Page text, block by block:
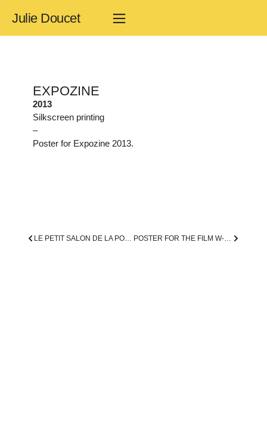
Julie Doucet
EXPOZINE
2013
Silkscreen printing
–
Poster for Expozine 2013.
LE PETIT SALON DE LA POÉSIE ET DU LIVRE D’ARTISTE POSTER FOR THE FILM W-A-L-K